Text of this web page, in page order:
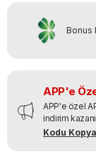
Bonus
APP'e
APP'e özel
indirim
Kodu